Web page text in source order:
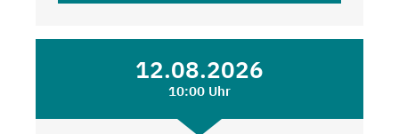
12.08.2026
10:00 Uhr